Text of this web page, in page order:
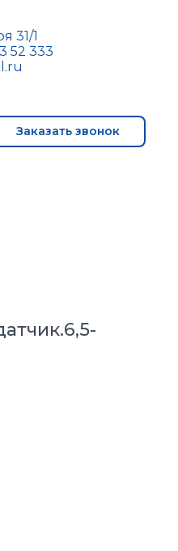
31/1
52 333
Заказать звонок